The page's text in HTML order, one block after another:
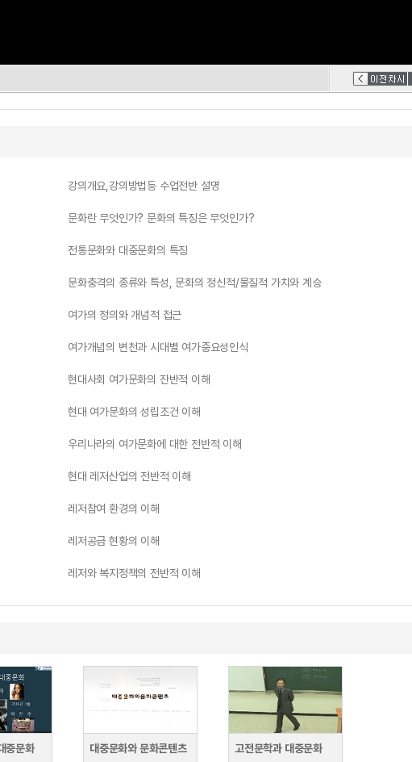
강의개요,강의방법등 수업전반 설명
문화란 무엇인가? 문화의 특징은 무엇인가?
전통문화와 대중문화의 특징
문화충격의 종류와 특성, 문화의 정신적/물질적 가치와 계승
여가의 정의와 개념적 접근
여가개념의 변천과 시대별 여가중요성인식
현대사회 여가문화의 잔반적 이해
현대 여가문화의 성립조건 이해
우리나라의 여가문화에 대한 전반적 이해
현대 레저산업의 전반적 이해
레저참여 환경의 이해
레저공급 현황의 이해
레저와 복지정책의 전반적 이해
중문화
대중문화와 문화콘텐츠
고전문학과 대중문화